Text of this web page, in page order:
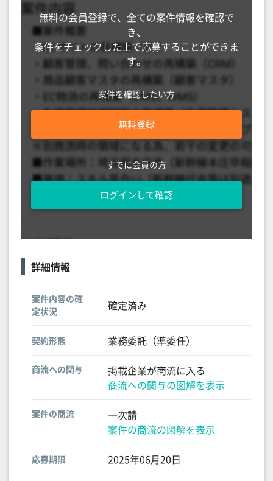
無料の会員登録で、全ての案件情報を確認で
き、
条件をチェックした上で応募することができま
す。
案件を確認したい方
無料登録
すでに会員の方
ログインして確認
詳細情報
案件内容の確
定状況
確定済み
契約形態 業務委託（準委任）
商流への関与
掲載企業が商流に入る
商流への関与の図解を表示
案件の商流
一次請
案件の商流の図解を表示
応募期限 2025年06月20日